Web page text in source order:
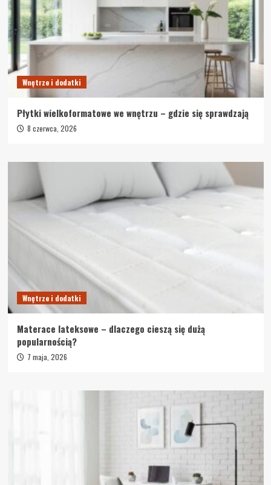
Wnętrze i dodatki
Płytki wielkoformatowe we wnętrzu – gdzie się sprawdzają
8 czerwca, 2026
Wnętrze i dodatki
Materace lateksowe – dlaczego cieszą się dużą
popularnością?
7 maja, 2026